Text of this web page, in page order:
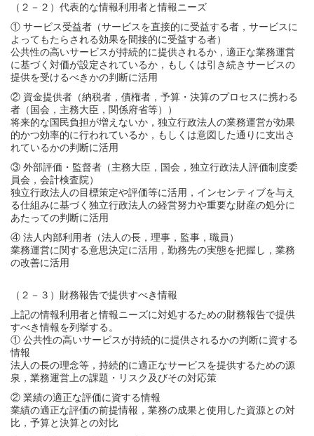
（２－２）代表的な情報利用者と情報ニーズ
① サービス受益者（サービスを直接的に受益する者，サービスに
よってもたらされる効果を間接的に受益する者）
公共性の高いサービスが持続的に提供されるか，適正な業務運営
に基づく対価が設定されているか，もしくは引き続きサービスの
提供を受けるべきかの判断に活用
② 資金提供者（納税者，債権者，予算・決算のプロセスに携わる
者（国会，主務大臣，関係府省等））
将来的な国民負担が増えないか，独立行政法人の業務運営が効果
的かつ効率的に行われているか，もしくは意図した通りに支出さ
れているかの判断に活用
③ 外部評価・監督者（主務大臣，国会，独立行政法人評価制度委
員会，会計検査院）
独立行政法人の目標策定や評価等に活用，インセンティブを与え
る仕組みに基づく独立行政法人の経営努力や重要な財産の処分に
あたっての判断に活用
④ 法人内部利用者（法人の長，理事，監事，職員）
業務運営に関する意思決定に活用，勤務先の実態を把握し，業務
の改善に活用
（２－３）財務報告で提供すべき情報
上記の情報利用者と情報ニーズに対処するための財務報告で提供
すべき情報を列挙する。
① 公共性の高いサービスが持続的に提供されるかの判断に資する
情報
法人の長の理念等，持続的に適正なサービスを提供するための源
泉，業務運営上の課題・リスク及びその対応策
② 業績の適正な評価に資する情報
業績の適正な評価の前提情報，業務の成果と使用した資源との対
比，予算と決算との対比